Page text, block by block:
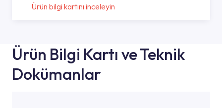
Ürün bilgi kartını inceleyin
Ürün Bilgi Kartı ve Teknik
Dokümanlar